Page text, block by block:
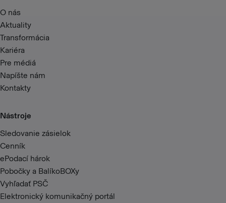
O nás
Aktuality
Transformácia
Kariéra
Pre médiá
Napíšte nám
Kontakty
Nástroje
Sledovanie zásielok
Cenník
ePodací hárok
Pobočky a BalíkoBOXy
Vyhľadať PSČ
Elektronický komunikačný portál